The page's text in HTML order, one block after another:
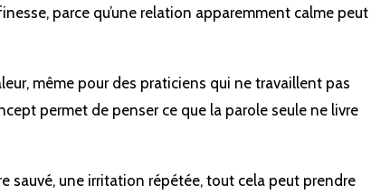
parce qu’une relation apparemment calme peut
même pour des praticiens qui ne travaillent pas
permet de penser ce que la parole seule ne livre
sauvé, une irritation répétée, tout cela peut prendre